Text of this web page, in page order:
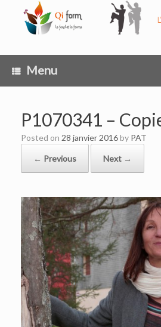
content
Menu
P1070341 –
Posted on 28 janvier 2016by PAT
← Previous Next →